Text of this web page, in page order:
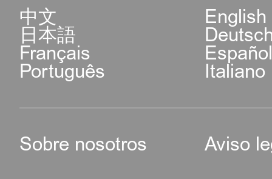
中文 English
日本語
Français
Português Italiano
Sobre nosotros Aviso